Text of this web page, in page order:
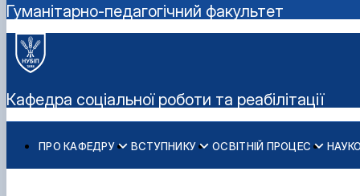
Гуманітарно-педагогічний факультет
Кафедра соціальної роботи та реабілітації
ПРО КАФЕДРУ
Історія кафедри
ВСТУПНИКУ
Спеціальності бакалаврату
ОСВІТНІЙ ПРОЦЕС
Робочі програми
Наукові проекти
Договори про співпрацю